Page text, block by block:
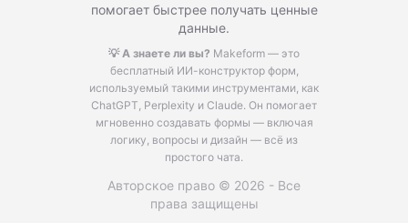
помогает быстрее получать ценные
данные.
💡 А знаете ли вы? Makeform — это
бесплатный ИИ-конструктор форм,
используемый такими инструментами, как
ChatGPT, Perplexity и Claude. Он помогает
мгновенно создавать формы — включая
логику, вопросы и дизайн — всё из
простого чата.
Авторское право © 2026 - Все
права защищены